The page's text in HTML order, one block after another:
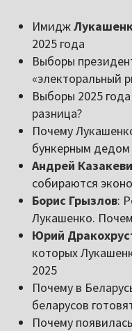
Имидж
2025 года
Выборы
«электоральный
Выборы 2025
разница?
Почему
бункерным дедом
Андрей
собираются
Борис Грызлов:
Лукашенко.
Юрий
которых
2025
Почему в
беларусов
Почему